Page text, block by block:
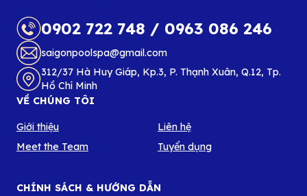
0902 722 748 / 0963 086 246
saigonpoolspa@gmail.com
312/37 Hà Huy Giáp, Kp.3, P. Thạnh Xuân, Q.12, Tp.
Hồ Chí Minh
VỀ CHÚNG TÔI
Giới thiệu
Meet the Team
Liên hệ
Tuyển dụng
CHÍNH SÁCH & HƯỚNG DẪN